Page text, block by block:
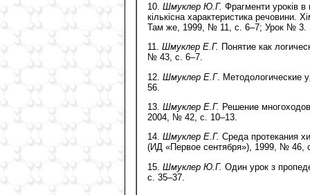
10. Шмуклер Ю.Г. Фрагменти урокiв
кiлькiсна характеристика
Там же, 1999, № 11, с. 6–7; Урок № 3.
11. Шмуклер Е.Г. Понятие как
№ 43, с. 6–7.
12. Шмуклер Е.Г. Методологические
56.
13. Шмуклер Е.Г. Решение
2004, № 42, с. 10–13.
14. Шмуклер Е.Г. Среда протекания
(ИД «Первое сентября»), 1999, № 46,
15. Шмуклер Ю.Г. Один урок з
с. 35–37.